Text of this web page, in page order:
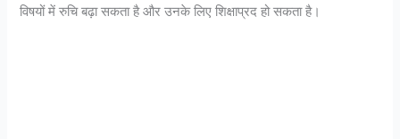
विषयों में रुचि बढ़ा सकता है और उनके लिए शिक्षाप्रद हो सकता है।